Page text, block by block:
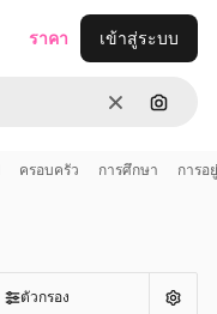
ชัดเจนค้นหา
ราคา เข้าสู่ระบบ
ครอบครัว การศึกษา การอ
ตัวกรอง